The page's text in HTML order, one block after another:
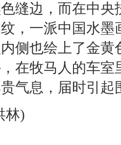
色缝边，而在中
，一派中国水墨
侧也绘上了金黄
在牧马人 的车室
气息，届时引
林)